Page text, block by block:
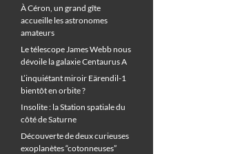
À Céron, un grand gîte
accueille les astronomes
amateurs
Le télescope James Webb nous
dévoile la galaxie Centaurus A
L’inquiétant miroir Eärendil-1
bientôt en orbite ?
Insolite : la Station spatiale du
côté de Saturne
Découverte de deux curieuses
exoplanètes “cotonneuses”